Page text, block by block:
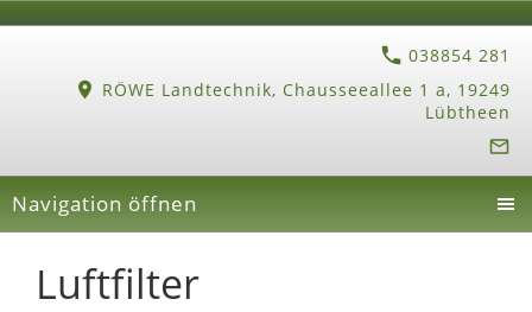
038854 281
RÖWE Landtechnik, Chausseeallee 1 a, 19249
Lübtheen
Navigation öffnen
Luftfilter